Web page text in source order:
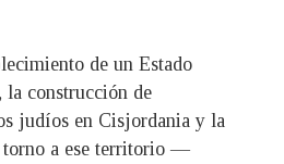
de un Estado
la construcción de
judíos en Cisjordania y la
torno a ese territorio —